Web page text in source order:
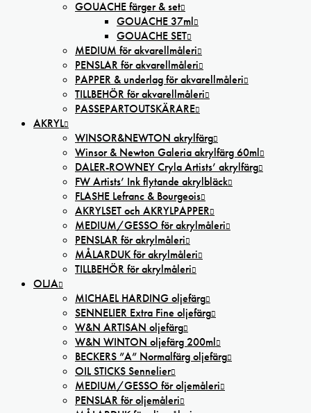
GOUACHE färger & set
GOUACHE 37ml
GOUACHE SET
MEDIUM för akvarellmåleri
PENSLAR för akvarellmåleri
PAPPER & underlag för akvarellmåleri
TILLBEHÖR för akvarellmåleri
PASSEPARTOUTSKÄRARE
AKRYL
WINSOR&NEWTON akrylfärg
Winsor & Newton Galeria akrylfärg 60ml
DALER-ROWNEY Cryla Artists’ akrylfärg
FW Artists’ Ink flytande akrylbläck
FLASHE Lefranc & Bourgeois
AKRYLSET och AKRYLPAPPER
MEDIUM/GESSO för akrylmåleri
PENSLAR för akrylmåleri
MÅLARDUK för akrylmåleri
TILLBEHÖR för akrylmåleri
OLJA
MICHAEL HARDING oljefärg
SENNELIER Extra Fine oljefärg
W&N ARTISAN oljefärg
W&N WINTON oljefärg 200ml
BECKERS ”A” Normalfärg oljefärg
OIL STICKS Sennelier
MEDIUM/GESSO för oljemåleri
PENSLAR för oljemåleri